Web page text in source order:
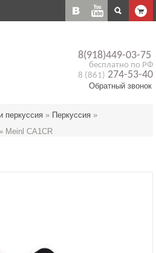
8(918)449-03-75
бесплатно по РФ
8 (861) 274-53-40
Обратный звонок
перкуссия » Перкусcия »
» Meinl CA1CR